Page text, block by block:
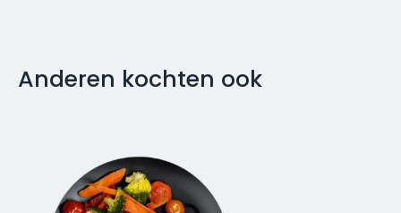
Anderen kochten ook